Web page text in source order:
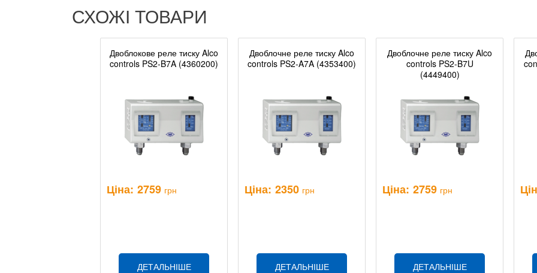
СХОЖІ ТОВАРИ
Двоблокове реле тиску Alco
controls PS2-B7A (4360200)
Ціна: 2759 грн
ДЕТАЛЬНІШЕ
Двоблочне реле тиску Alco
controls PS2-A7A (4353400)
Ціна: 2350 грн
ДЕТАЛЬНІШЕ
Двоблочне реле тиску Alco
controls PS2-B7U
(4449400)
Ціна: 2759 грн
ДЕТАЛЬНІШЕ